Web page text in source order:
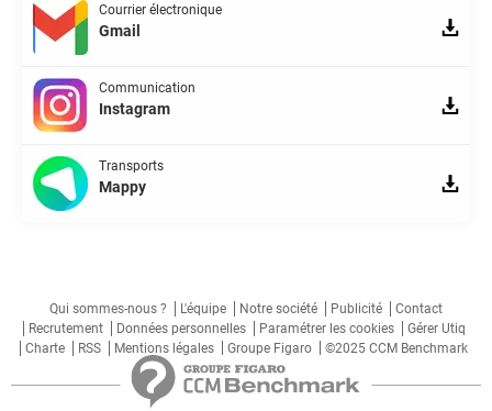
Courrier électronique
Gmail
Communication
Instagram
Transports
Mappy
Qui sommes-nous ? L'équipe Notre société Publicité
Contact
Recrutement
Données personnelles Paramétrer les cookies
Gérer Utiq
Charte
RSS Mentions légales Groupe Figaro ©2025 CCM Benchmark